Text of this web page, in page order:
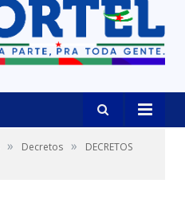
» Decretos »
DECRETOS